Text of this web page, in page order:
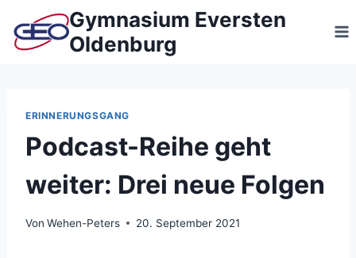
Inhalt
springen
Gymnasium Eversten
Oldenburg
ERINNERUNGSGANG
Podcast-Reihe geht
weiter: Drei neue Folgen
Von Wehen-Peters 20. September 2021